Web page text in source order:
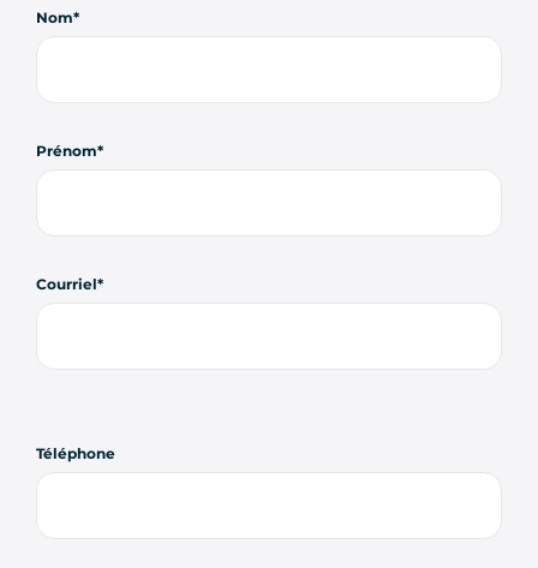
Nom
Prénom
Courriel
Téléphone